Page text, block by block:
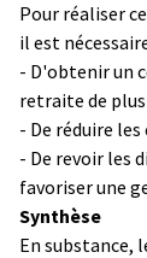
Pour réaliser
il est
- D'obtenir un
retraite de
- De réduire
- De revoir les
favoriser une
Synthèse
En substance,